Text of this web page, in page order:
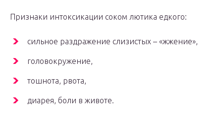
Признаки интоксикации соком лютика едкого:
сильное раздражение слизистых – «жжение»,
головокружение,
тошнота, рвота,
диарея, боли в животе.